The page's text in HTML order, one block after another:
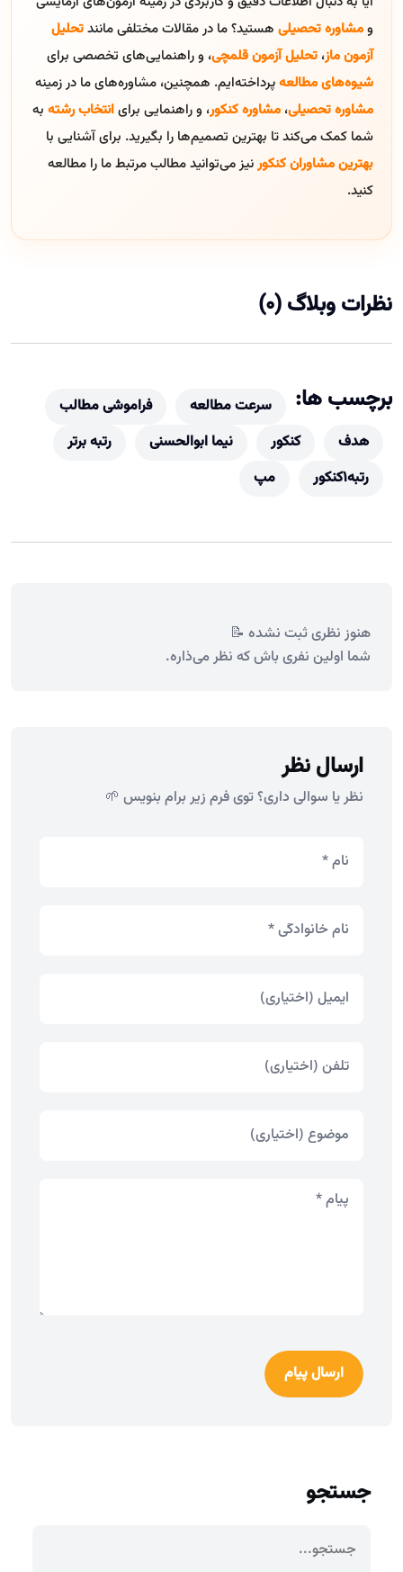
ومشاوره تحصیلی هستید؟ ما در مقالات مختلفی مانندتحلیل
آزمون ماز، تحلیل آزمون قلمچی، و راهنمایی‌های تخصصی برای
شیوه‌های مطالعهپرداخته‌ایم. همچنین، مشاوره‌های ما در زمینه
مشاوره تحصیلی، مشاوره کنکور، و راهنمایی برایانتخاب رشته به
شما کمک می‌کند تا بهترین تصمیم‌ها را بگیرید. برای آشنایی با
بهترین مشاوران کنکورنیز می‌توانید مطالب مرتبط ما را مطالعه
کنید.
نظرات وبلاگ (0)
برچسب ها: سرعت مطالعه
فراموشی مطالب
هدف
کنکور نیما ابوالحسنی
رتبه برتر
رتبه1کنکور
مپ
هنوز نظری ثبت نشده 📝
شما اولین نفری باش که نظر می‌ذاره.
ارسال نظر
نظر یا سوالی داری؟ توی فرم زیر برام بنویس 🌱
ارسال پیام
جستجو